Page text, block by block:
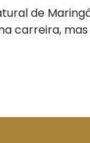
de
carreira,